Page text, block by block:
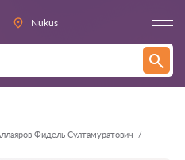
Nukus
Фидель Султамуратович